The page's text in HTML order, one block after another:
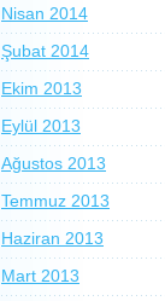
Nisan 2014
Şubat 2014
Ekim 2013
Eylül 2013
Ağustos 2013
Temmuz 2013
Haziran 2013
Mart 2013